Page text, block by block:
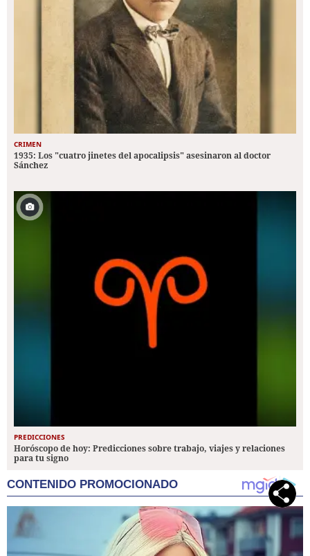
CRIMEN
1935: Los "cuatro jinetes del apocalipsis" asesinaron al doctor
Sánchez
PREDICCIONES
Horóscopo de hoy: Predicciones sobre trabajo, viajes y relaciones
para tu signo
CONTENIDO PROMOCIONADO